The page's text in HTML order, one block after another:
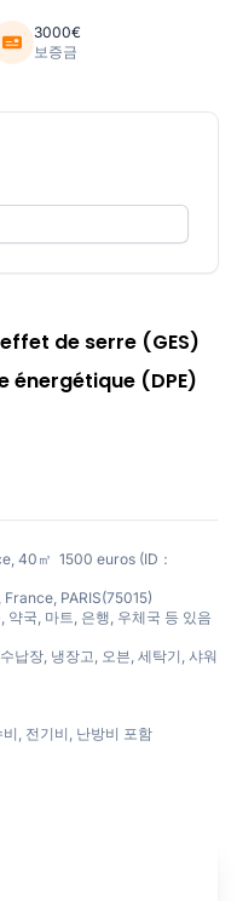
3000€
보증금
de serre (GES)
énergétique (DPE)
40㎡ 1500 euros (ID：
PARIS(75015)
국, 마트, 은행, 우체국 등 있음
납장, 냉장고, 오븐, 세탁기, 샤워
, 전기비, 난방비 포함